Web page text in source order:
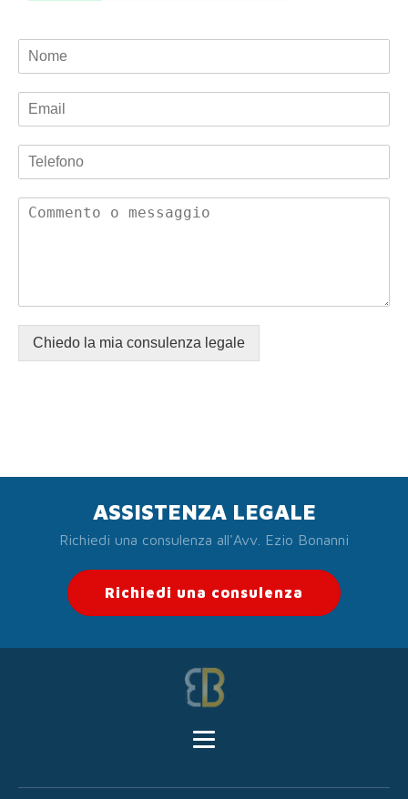
Chiedo la mia consulenza legale
ASSISTENZA LEGALE
Richiedi una consulenza all'Avv. Ezio Bonanni
Richiedi una consulenza